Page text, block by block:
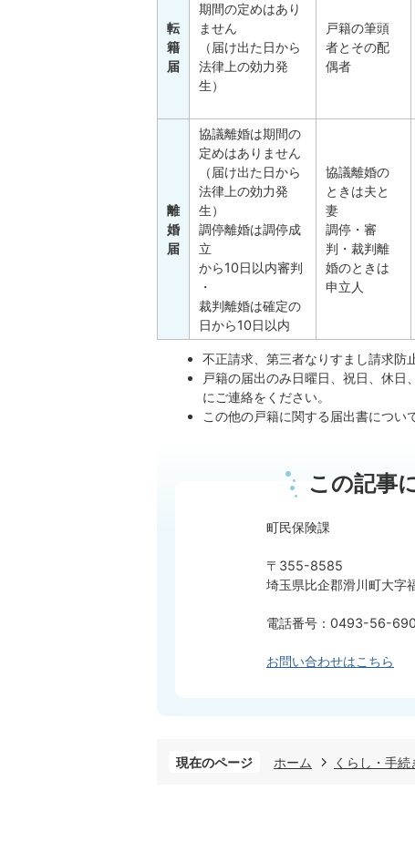
転
籍
届
期間の定めはあり
ません
（届け出た日から
法律上の効力発
生）
戸籍の筆頭
者とその配
偶者
離
婚
届
協議離婚は期間の
定めはありません
（届け出た日から
法律上の効力発
生）
調停離婚は調停成
立
から10日以内審判
・
裁判離婚は確定の
日から10日以内
協議離婚の
ときは夫と
妻
調停・審
判・裁判離
婚のときは
申立人
不正請求、第三者なりすまし請求防
戸籍の届出のみ日曜日、祝日、休
にご連絡をください。
この他の戸籍に関する届出書につい
この記事
町民保険課
〒355-8585
埼玉県比企郡滑川町大字
電話番号：0493-56-
お問い合わせはこちら
現在のページ ホーム くらし・手続